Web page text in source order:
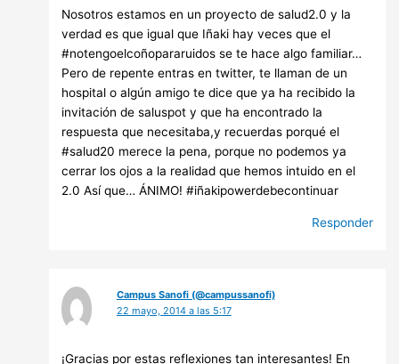
Nosotros estamos en un proyecto de salud2.0 y la
verdad es que igual que Iñaki hay veces que el
#notengoelcoñopararuidos se te hace algo familiar…
Pero de repente entras en twitter, te llaman de un
hospital o algún amigo te dice que ya ha recibido la
invitación de saluspot y que ha encontrado la
respuesta que necesitaba,y recuerdas porqué el
#salud20 merece la pena, porque no podemos ya
cerrar los ojos a la realidad que hemos intuido en el
2.0 Así que… ÁNIMO! #iñakipowerdebecontinuar
Responder
Campus Sanofi (@campussanofi)
22 mayo, 2014 a las 5:17
¡Gracias por estas reflexiones tan interesantes! En